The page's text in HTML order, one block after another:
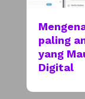
paling
yang
Digital